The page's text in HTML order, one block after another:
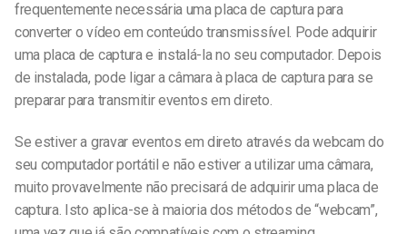
frequentemente necessária uma placa de captura para
converter o vídeo em conteúdo transmissível. Pode adquirir
uma placa de captura e instalá-la no seu computador. Depois
de instalada, pode ligar a câmara à placa de captura para se
preparar para transmitir eventos em direto.
Se estiver a gravar eventos em direto através da webcam do
seu computador portátil e não estiver a utilizar uma câmara,
muito provavelmente não precisará de adquirir uma placa de
captura. Isto aplica-se à maioria dos métodos de “webcam”,